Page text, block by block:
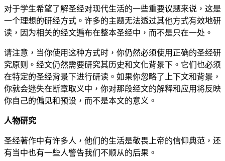
对于学生希望了解圣经对现代生活的一些重要议题来说，这是
一个理想的研经方式。许多的主题无法透过其他方式有效地研
读，因为相关的经文遍布在整本圣经中，而不是只在一处。
请注意，当你使用这种方式时，你仍然必须使用正确的圣经研
究原则。经文仍然需要研究其历史和文化背景下。它们也必须
在特定的圣经背景下进行研读。如果你忽略了上下文和背景，
你就会迷失在断章取义中，你对那段经文的解释和应用将反映
你自己的偏见和预设，而不是本文的意义。
人物研究
圣经著作中有许多人，他们的生活是敬畏上帝的信仰典范，还
有当中也有一些人警告我们不顺从的后果。